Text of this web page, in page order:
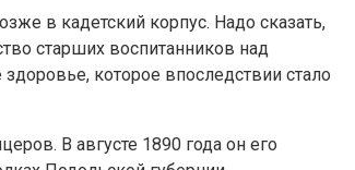
в кадетский корпус. Надо сказать,
старших воспитанников над
которое впоследствии стало
В августе 1890 года он его